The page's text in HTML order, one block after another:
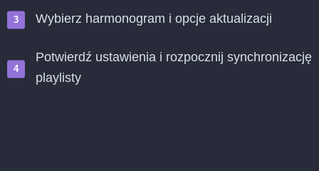
Wybierz harmonogram i opcje aktualizacji
Potwierdź ustawienia i rozpocznij synchronizację
playlisty